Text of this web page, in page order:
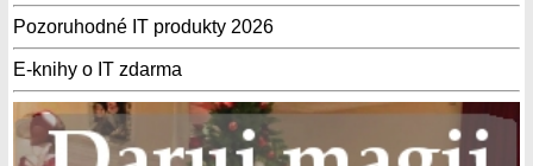
Pozoruhodné IT produkty 2026
E-knihy o IT zdarma